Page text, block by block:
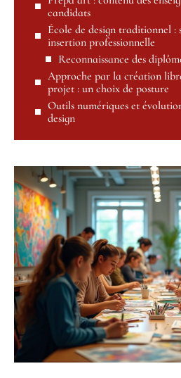
candidats
École de design traditionnel :
insertion professionnelle
Reconnaissance des
Approche par la création
projet : un choix de posture
Outils numériques et
design